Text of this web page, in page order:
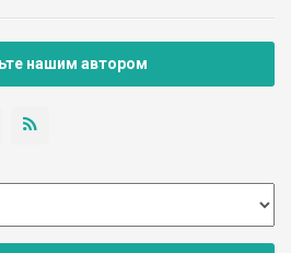
нашим автором